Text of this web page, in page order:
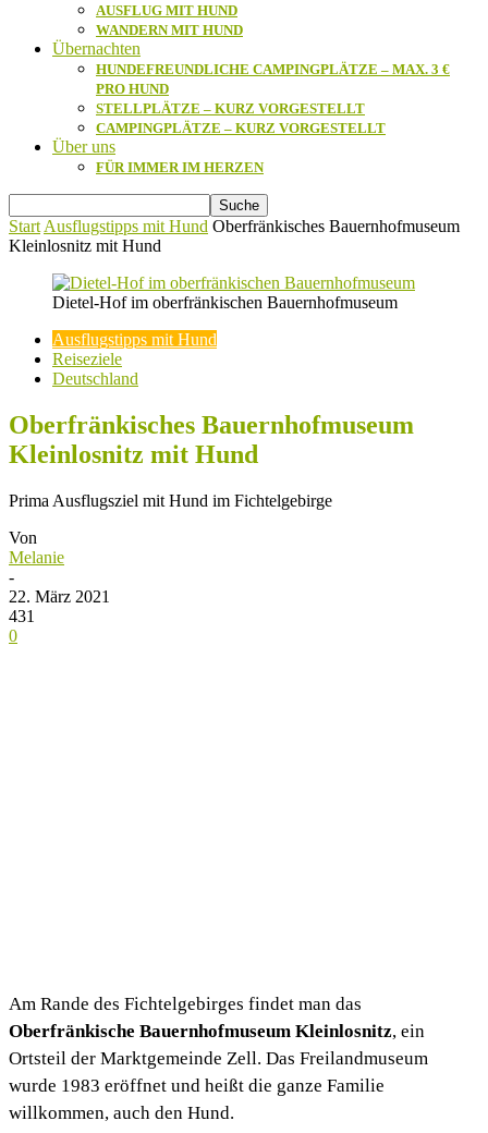
AUSFLUG MIT HUND
WANDERN MIT HUND
Übernachten
HUNDEFREUNDLICHE CAMPINGPLÄTZE – MAX. 3 €
PRO HUND
STELLPLÄTZE – KURZ VORGESTELLT
CAMPINGPLÄTZE – KURZ VORGESTELLT
Über uns
FÜR IMMER IM HERZEN
Start Ausflugstipps mit Hund Oberfränkisches Bauernhofmuseum
Kleinlosnitz mit Hund
Dietel-Hof im oberfränkischen Bauernhofmuseum
Ausflugstipps mit Hund
Reiseziele
Deutschland
Oberfränkisches Bauernhofmuseum
Kleinlosnitz mit Hund
Prima Ausflugsziel mit Hund im Fichtelgebirge
Von
Melanie
-
22. März 2021
431
0
Am Rande des Fichtelgebirges findet man das
Oberfränkische Bauernhofmuseum Kleinlosnitz, ein
Ortsteil der Marktgemeinde Zell. Das Freilandmuseum
wurde 1983 eröffnet und heißt die ganze Familie
willkommen, auch den Hund.